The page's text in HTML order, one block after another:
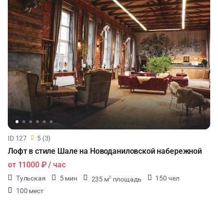
_____________________________________
Адрес: Лобаново 138, городской округ Истра. Московская
Область.
Телефон для связи: +7 (901) 729-36-92
ID 127 5 (3)
Лофт в стиле Шале на Новоданиловской набережной
от 11000 ₽/ час
Тульская 5 мин 235 м2 площадь
150 чел
100 мест